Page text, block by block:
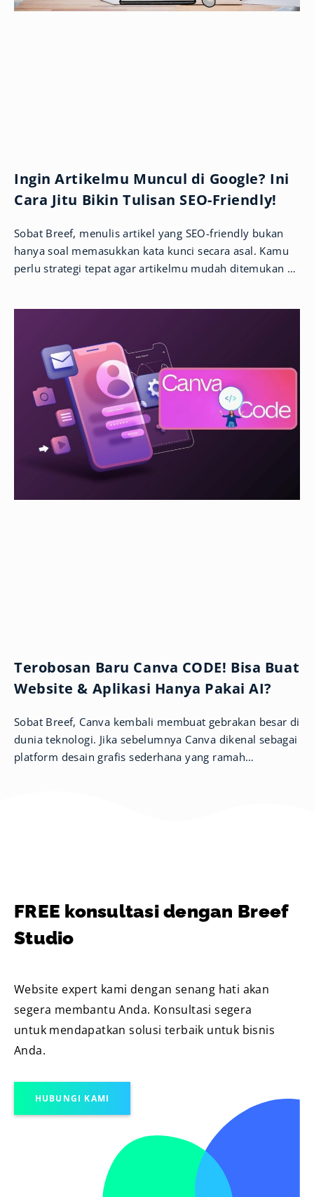
Ingin Artikelmu Muncul di Google? Ini
Cara Jitu Bikin Tulisan SEO-Friendly!
Sobat Breef, menulis artikel yang SEO-friendly bukan
hanya soal memasukkan kata kunci secara asal. Kamu
perlu strategi tepat agar artikelmu mudah ditemukan di
Terobosan Baru Canva CODE! Bisa Buat
Website & Aplikasi Hanya Pakai AI?
Sobat Breef, Canva kembali membuat gebrakan besar di
dunia teknologi. Jika sebelumnya Canva dikenal sebagai
platform desain grafis sederhana yang ramah
FREE konsultasi dengan Breef
Studio
Website expert kami dengan senang hati akan
segera membantu Anda. Konsultasi segera
untuk mendapatkan solusi terbaik untuk bisnis
Anda.
HUBUNGI KAMI